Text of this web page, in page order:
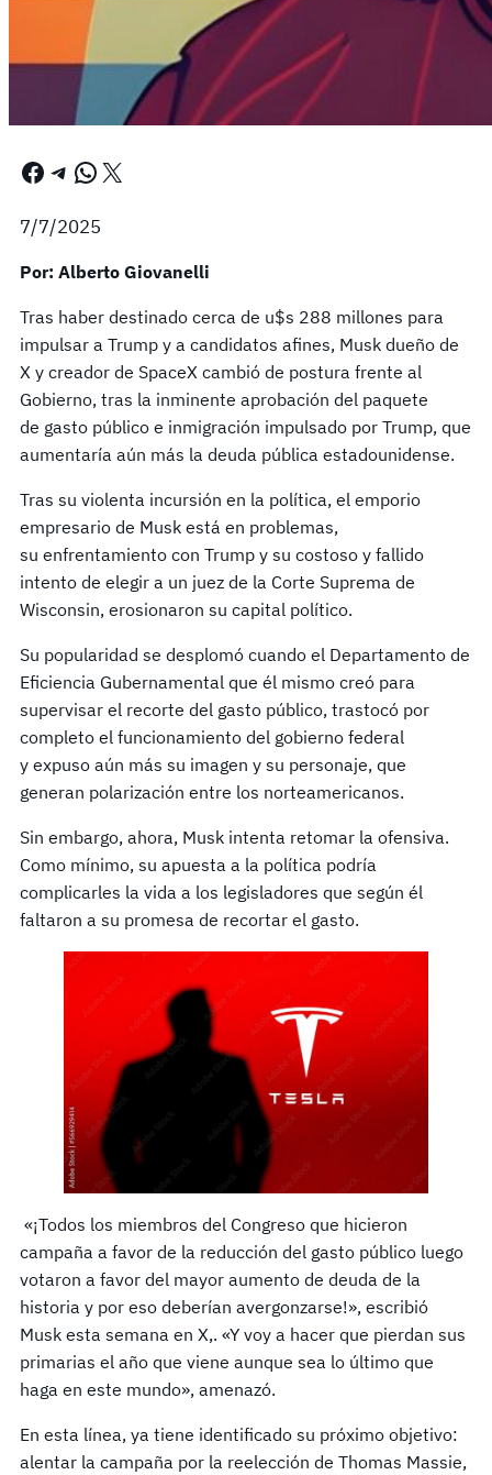
Facebook Telegram WhatsApp X
7/7/2025
Por: Alberto Giovanelli
Tras haber destinado cerca de u$s 288 millones para
impulsar a Trump y a candidatos afines, Musk dueño de
X y creador de SpaceX cambió de postura frente al
Gobierno, tras la inminente aprobación del paquete
de gasto público e inmigración impulsado por Trump, que
aumentaría aún más la deuda pública estadounidense.
Tras su violenta incursión en la política, el emporio
empresario de Musk está en problemas,
su enfrentamiento con Trump y su costoso y fallido
intento de elegir a un juez de la Corte Suprema de
Wisconsin, erosionaron su capital político.
Su popularidad se desplomó cuando el Departamento de
Eficiencia Gubernamental que él mismo creó para
supervisar el recorte del gasto público, trastocó por
completo el funcionamiento del gobierno federal
y expuso aún más su imagen y su personaje, que
generan polarización entre los norteamericanos.
Sin embargo, ahora, Musk intenta retomar la ofensiva.
Como mínimo, su apuesta a la política podría
complicarles la vida a los legisladores que según él
faltaron a su promesa de recortar el gasto.
«¡Todos los miembros del Congreso que hicieron
campaña a favor de la reducción del gasto público luego
votaron a favor del mayor aumento de deuda de la
historia y por eso deberían avergonzarse!», escribió
Musk esta semana en X,. «Y voy a hacer que pierdan sus
primarias el año que viene aunque sea lo último que
haga en este mundo», amenazó.
En esta línea, ya tiene identificado su próximo objetivo:
alentar la campaña por la reelección de Thomas Massie,